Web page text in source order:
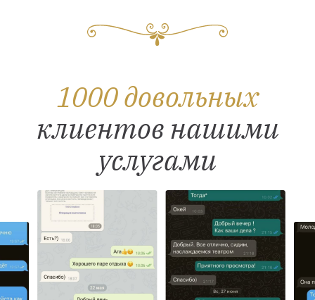
1000 довольных
клиентов нашими
услугами